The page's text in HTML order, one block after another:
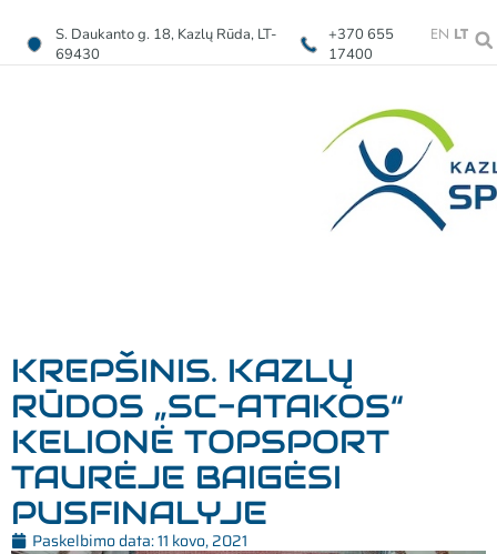
S. Daukanto g. 18, Kazlų Rūda, LT-
69430
+370 655
17400
EN LT
KREPŠINIS. KAZLŲ
RŪDOS „SC-ATAKOS“
KELIONĖ TOPSPORT
TAURĖJE BAIGĖSI
PUSFINALYJE
Paskelbimo data:11 kovo, 2021